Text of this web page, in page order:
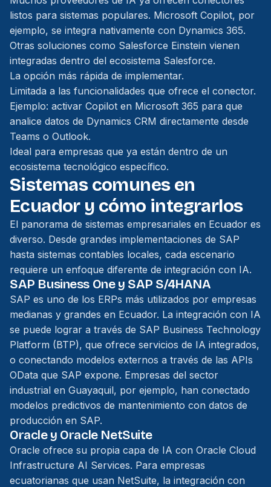
listos para sistemas populares. Microsoft Copilot, por
ejemplo, se integra nativamente con Dynamics 365.
Otras soluciones como Salesforce Einstein vienen
integradas dentro del ecosistema Salesforce.
La opción más rápida de implementar.
Limitada a las funcionalidades que ofrece el conector.
Ejemplo: activar Copilot en Microsoft 365 para que
analice datos de Dynamics CRM directamente desde
Teams o Outlook.
Ideal para empresas que ya están dentro de un
ecosistema tecnológico específico.
Sistemas comunes en
Ecuador y cómo integrarlos
El panorama de sistemas empresariales en Ecuador es
diverso. Desde grandes implementaciones de SAP
hasta sistemas contables locales, cada escenario
requiere un enfoque diferente de integración con IA.
SAP Business One y SAP S/4HANA
SAP es uno de los ERPs más utilizados por empresas
medianas y grandes en Ecuador. La integración con IA
se puede lograr a través de SAP Business Technology
Platform (BTP), que ofrece servicios de IA integrados,
o conectando modelos externos a través de las APIs
OData que SAP expone. Empresas del sector
industrial en Guayaquil, por ejemplo, han conectado
modelos predictivos de mantenimiento con datos de
producción en SAP.
Oracle y Oracle NetSuite
Oracle ofrece su propia capa de IA con Oracle Cloud
Infrastructure AI Services. Para empresas
ecuatorianas que usan NetSuite, la integración con